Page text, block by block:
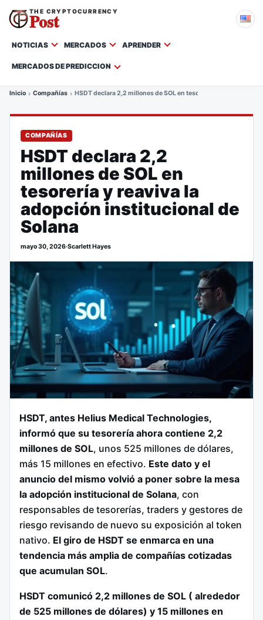
THE CRYPTOCURRENCY
Post
NOTICIAS MERCADOS APRENDER
MERCADOS DE PREDICCION
Inicio Compañías HSDT declara 2,2 millones de SOL en tesorería y reaviva la
COMPAÑÍAS
HSDT declara 2,2
millones de SOL en
tesorería y reaviva la
adopción institucional de
Solana
mayo 30, 2026·Scarlett Hayes
HSDT, antes Helius Medical Technologies,
informó que su tesorería ahora contiene 2,2
millones de SOL, unos 525 millones de dólares,
más 15 millones en efectivo. Este dato y el
anuncio del mismo volvió a poner sobre la mesa
la adopción institucional de Solana, con
responsables de tesorerías, traders y gestores de
riesgo revisando de nuevo su exposición al token
nativo. El giro de HSDT se enmarca en una
tendencia más amplia de compañías cotizadas
que acumulan SOL.
HSDT comunicó 2,2 millones de SOL ( alrededor
de 525 millones de dólares) y 15 millones en